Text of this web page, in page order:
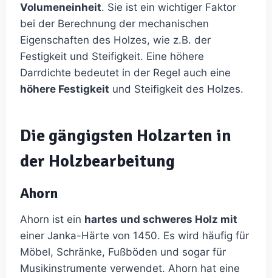
Volumeneinheit. Sie ist ein wichtiger Faktor
bei der Berechnung der mechanischen
Eigenschaften des Holzes, wie z.B. der
Festigkeit und Steifigkeit. Eine höhere
Darrdichte bedeutet in der Regel auch eine
höhere Festigkeit und Steifigkeit des Holzes.
Die gängigsten Holzarten in
der Holzbearbeitung
Ahorn
Ahorn ist ein hartes und schweres Holz mit
einer Janka-Härte von 1450. Es wird häufig für
Möbel, Schränke, Fußböden und sogar für
Musikinstrumente verwendet. Ahorn hat eine